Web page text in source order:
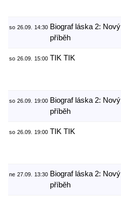
so 26.09. 14:30 Biograf láska 2: Nový
příběh
so 26.09. 15:00 TIK TIK
so 26.09. 19:00 Biograf láska 2: Nový
příběh
so 26.09. 19:00 TIK TIK
ne 27.09. 13:30 Biograf láska 2: Nový
příběh